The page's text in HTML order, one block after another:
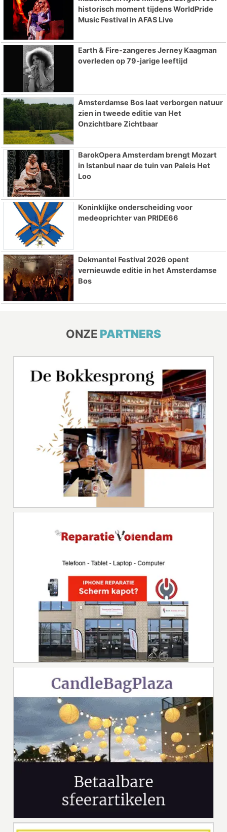
historisch moment tijdens WorldPride
Music Festival in AFAS Live
Earth & Fire-zangeres Jerney Kaagman
overleden op 79-jarige leeftijd
Amsterdamse Bos laat verborgen natuur
zien in tweede editie van Het
Onzichtbare Zichtbaar
BarokOpera Amsterdam brengt Mozart
in Istanbul naar de tuin van Paleis Het
Loo
Koninklijke onderscheiding voor
medeoprichter van PRIDE66
Dekmantel Festival 2026 opent
vernieuwde editie in het Amsterdamse
Bos
ONZE PARTNERS